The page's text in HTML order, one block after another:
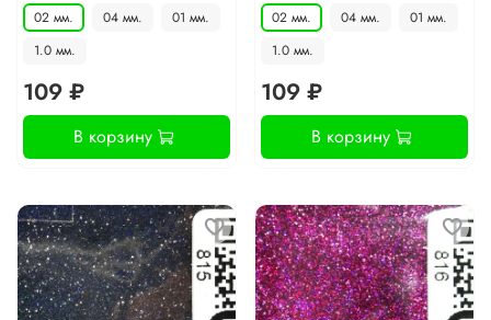
02 мм. 04 мм.
01 мм.
1.0 мм.
109 ₽
В корзину
02 мм. 04 мм.
01 мм.
1.0 мм.
109 ₽
В корзину